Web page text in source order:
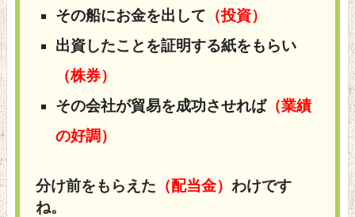
その船にお金を出して （投資）
出資したことを証明する紙をもらい
（株券）
その会社が貿易を成功させれば（業績
の好調）
分け前をもらえた （配当金） わけです
ね。